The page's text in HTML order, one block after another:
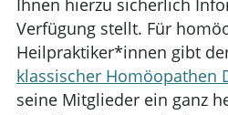
Ihnen hierzu sicherlich
Verfügung stellt. Für
Heilpraktiker*innen gibt
klassischer Homöopathen
seine Mitglieder ein ganz